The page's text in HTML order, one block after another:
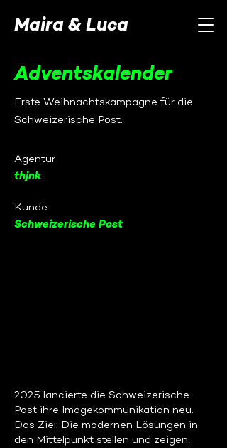
Maira & Luca
Adventskalender
Erste Weihnachtskampagne für die
Schweizerische Post.
Agentur
thjnk
Kunde
Schweizerische Post
2025 lancierte die Schweizerische
Post ihre Imagekommunikation neu.
Das Ziel: Die modernen Lösungen in
den Mittelpunkt stellen und zeigen,